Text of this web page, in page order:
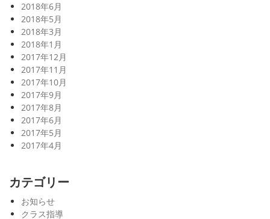
2018年6月
2018年5月
2018年3月
2018年1月
2017年12月
2017年11月
2017年10月
2017年9月
2017年8月
2017年6月
2017年5月
2017年4月
カテゴリー
お知らせ
クラス指導